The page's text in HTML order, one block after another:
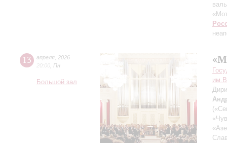
13 апреля 2026
20:00 Пн
Большой зал